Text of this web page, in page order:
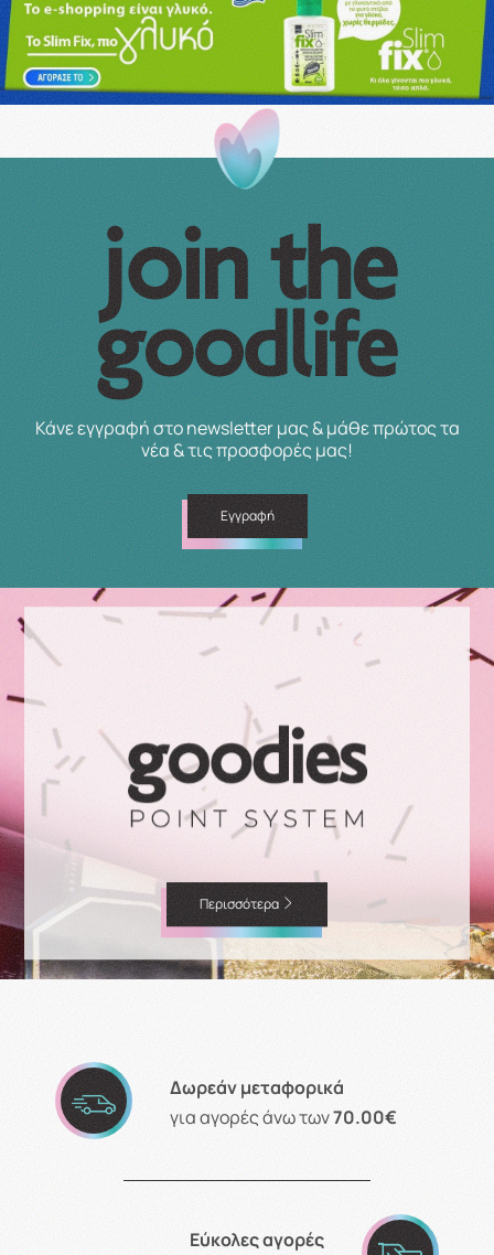
Κάνε εγγραφή στο newsletter μας & μάθε πρώτος τα
νέα & τις προσφορές μας!
Εγγραφή
Περισσότερα
Δωρεάν μεταφορικά
για αγορές άνω των70.00€
Εύκολες αγορές